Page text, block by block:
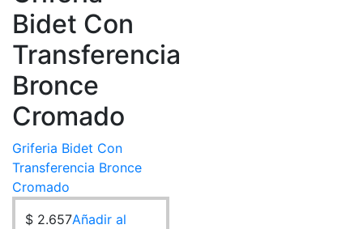
Bidet Con
Transferencia
Bronce
Cromado
Griferia Bidet Con
Transferencia Bronce
Cromado
$ 2.657Añadir al